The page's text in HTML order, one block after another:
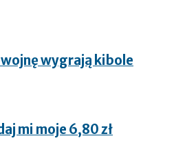
wygrają kibole
mi moje 6,80 zł